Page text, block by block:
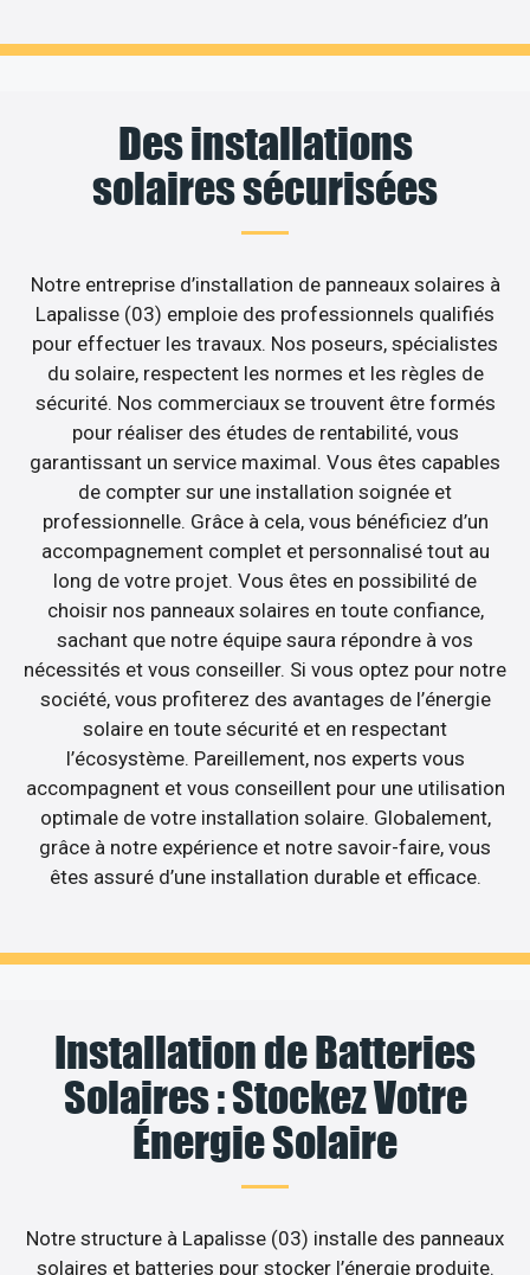
Des installations
solaires sécurisées
Notre entreprise d’installation de panneaux solaires à
Lapalisse (03) emploie des professionnels qualifiés
pour effectuer les travaux. Nos poseurs, spécialistes
du solaire, respectent les normes et les règles de
sécurité. Nos commerciaux se trouvent être formés
pour réaliser des études de rentabilité, vous
garantissant un service maximal. Vous êtes capables
de compter sur une installation soignée et
professionnelle. Grâce à cela, vous bénéficiez d’un
accompagnement complet et personnalisé tout au
long de votre projet. Vous êtes en possibilité de
choisir nos panneaux solaires en toute confiance,
sachant que notre équipe saura répondre à vos
nécessités et vous conseiller. Si vous optez pour notre
société, vous profiterez des avantages de l’énergie
solaire en toute sécurité et en respectant
l’écosystème. Pareillement, nos experts vous
accompagnent et vous conseillent pour une utilisation
optimale de votre installation solaire. Globalement,
grâce à notre expérience et notre savoir-faire, vous
êtes assuré d’une installation durable et efficace.
Installation de Batteries
Solaires : Stockez Votre
Énergie Solaire
Notre structure à Lapalisse (03) installe des panneaux
solaires et batteries pour stocker l’énergie produite.